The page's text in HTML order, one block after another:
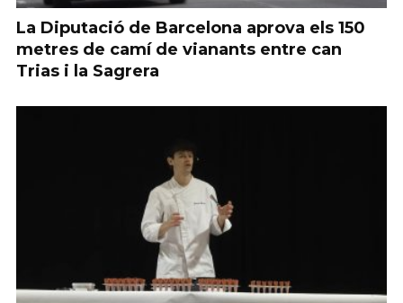
La Diputació de Barcelona aprova els 150
metres de camí de vianants entre can
Trias i la Sagrera